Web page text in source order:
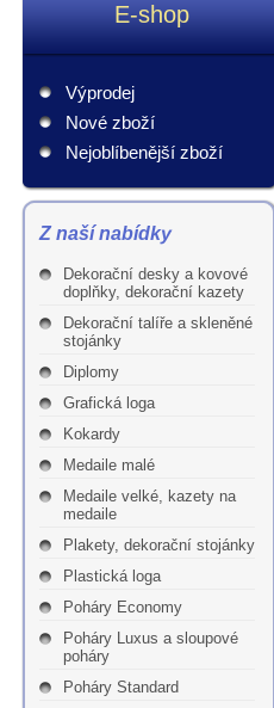
E-shop
Výprodej
Nové zboží
Nejoblíbenější zboží
Z naší nabídky
Dekorační desky a kovové
doplňky, dekorační kazety
Dekorační talíře a skleněné
stojánky
Diplomy
Grafická loga
Kokardy
Medaile malé
Medaile velké, kazety na
medaile
Plakety, dekorační stojánky
Plastická loga
Poháry Economy
Poháry Luxus a sloupové
poháry
Poháry Standard